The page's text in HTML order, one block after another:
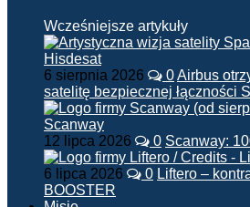
Wcześniejsze artykuły
6 sierpnia 2026 0Airbus
satelitę bezpiecznej łączności
12 lipca 2026 0 Scanway:
6 lipca 2026 0 Liftero –
BOOSTER